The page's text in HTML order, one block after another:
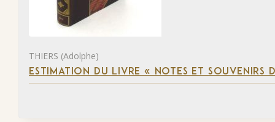
THIERS (Adolphe)
ESTIMATION DU LIVRE « NOTES ET SOUVENIRS